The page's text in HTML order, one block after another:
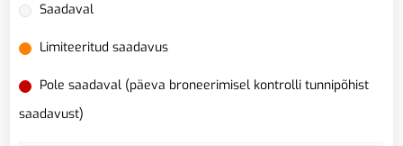
Saadaval
Limiteeritud saadavus
Pole saadaval (päeva broneerimisel kontrolli tunnipõhist
saadavust)